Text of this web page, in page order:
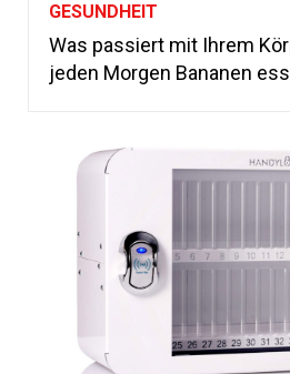
GESUNDHEIT
Was passiert mit Ihrem
jeden Morgen Bananen